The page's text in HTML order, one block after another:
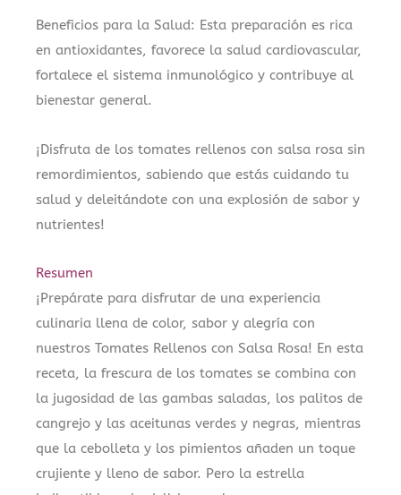
Beneficios para la Salud: Esta preparación es rica
en antioxidantes, favorece la salud cardiovascular,
fortalece el sistema inmunológico y contribuye al
bienestar general.
¡Disfruta de los tomates rellenos con salsa rosa sin
remordimientos, sabiendo que estás cuidando tu
salud y deleitándote con una explosión de sabor y
nutrientes!
Resumen
¡Prepárate para disfrutar de una experiencia
culinaria llena de color, sabor y alegría con
nuestros Tomates Rellenos con Salsa Rosa! En esta
receta, la frescura de los tomates se combina con
la jugosidad de las gambas saladas, los palitos de
cangrejo y las aceitunas verdes y negras, mientras
que la cebolleta y los pimientos añaden un toque
crujiente y lleno de sabor. Pero la estrella